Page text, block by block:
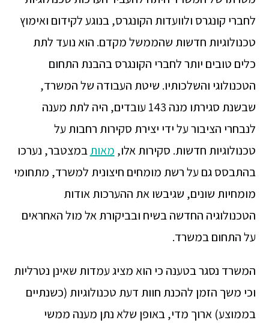
לחברי קונגרס ולוועדות הקונגרס, בנוגע לקידום ואימוץ
טכנולוגיות חדשות שהממשל מקדם. הוא נועד לתת
כלים טובים יותר לחברי הקונגרס בהבנת התחום
הטכנולוגי והשלכותיו. שיטת העבודה של המשרד,
שבשנת סגירתו מנה 143 עובדים, היה לתת מענה
לנבחרי הציבור על ידי יצירת סקירות רחבות על
טכנולוגיות חדשות. סקירות אלו, מאותבמצטבר, נערכו
בהתבסס גם על רשת מומחים חיצונית למשרד, מתחומי
מומחיות שונים, שגיבשו את ההערכות אודות
הטכנולוגיה החדשה בשיח ובביקורת אל מול האחראים
על התחום במשרד.
המשרד נסגר בטענה כי הוא מציג עמדות שאינן נטרליות
וכי משך הזמן להכנת חוות דעת טכנולוגיות (כשנתיים
בממוצע) ארוך מדי, באופן שלא נתן מענה ממשי